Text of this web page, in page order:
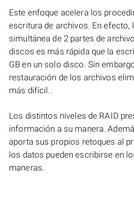
Este enfoque acelera los
escritura de archivos. En efecto,
simultánea de 2 partes de
discos es más rápida que la
GB en un solo disco. Sin
restauración de los archivos
más difícil..
Los distintos niveles de RAID
información a su manera.
aporta sus propios retoques al
los datos pueden escribirse en
maneras.